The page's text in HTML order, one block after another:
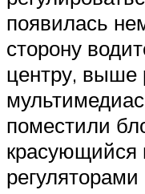
появилась
сторону
центру, выше
поместили
красующийся